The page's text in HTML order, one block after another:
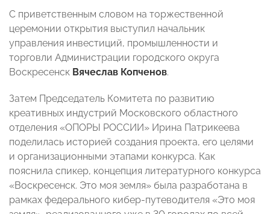
С приветственным словом на торжественной
церемонии открытия выступил начальник
управления инвестиций, промышленности и
торговли Администрации городского округа
Воскресенск Вячеслав Копченов.
Затем Председатель Комитета по развитию
креативных индустрий Московского областного
отделения «ОПОРЫ РОССИИ» Ирина Патрикеева
поделилась историей создания проекта, его целями
и организационными этапами конкурса. Как
пояснила спикер, концепция литературного конкурса
«Воскресенск. Это моя земля» была разработана в
рамках федерального кибер-путеводителя «Это моя